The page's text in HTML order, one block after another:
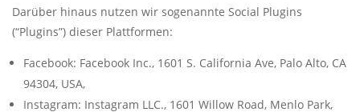
Darüber hinaus nutzen wir sogenannte Social Plugins
(“Plugins”) dieser Plattformen:
Facebook: Facebook Inc., 1601 S. California Ave, Palo Alto, CA
94304, USA,
Instagram: Instagram LLC., 1601 Willow Road, Menlo Park,